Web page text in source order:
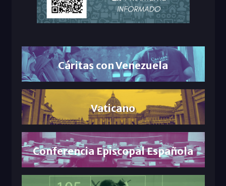
Cáritas con Venezuela
Vaticano
Conferencia Episcopal Española